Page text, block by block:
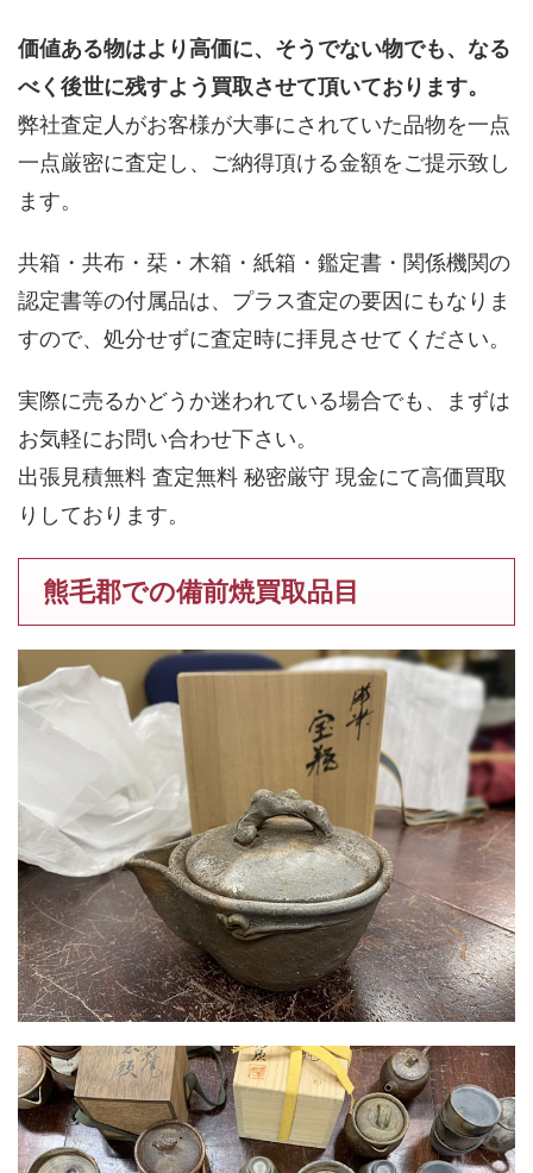
価値ある物はより高価に、そうでない物でも、なる
べく後世に残すよう買取させて頂いております。
弊社査定人がお客様が大事にされていた品物を一点
一点厳密に査定し、ご納得頂ける金額をご提示致し
ます。
共箱・共布・栞・木箱・紙箱・鑑定書・関係機関の
認定書等の付属品は、プラス査定の要因にもなりま
すので、処分せずに査定時に拝見させてください。
実際に売るかどうか迷われている場合でも、まずは
お気軽にお問い合わせ下さい。
出張見積無料 査定無料 秘密厳守 現金にて高価買取
りしております。
熊毛郡での備前焼買取品目